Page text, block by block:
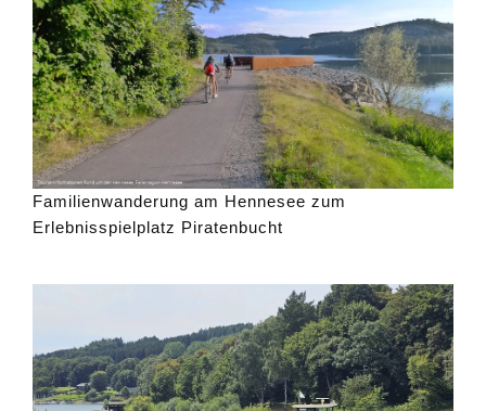
Familienwanderung am Hennesee zum
Erlebnisspielplatz Piratenbucht